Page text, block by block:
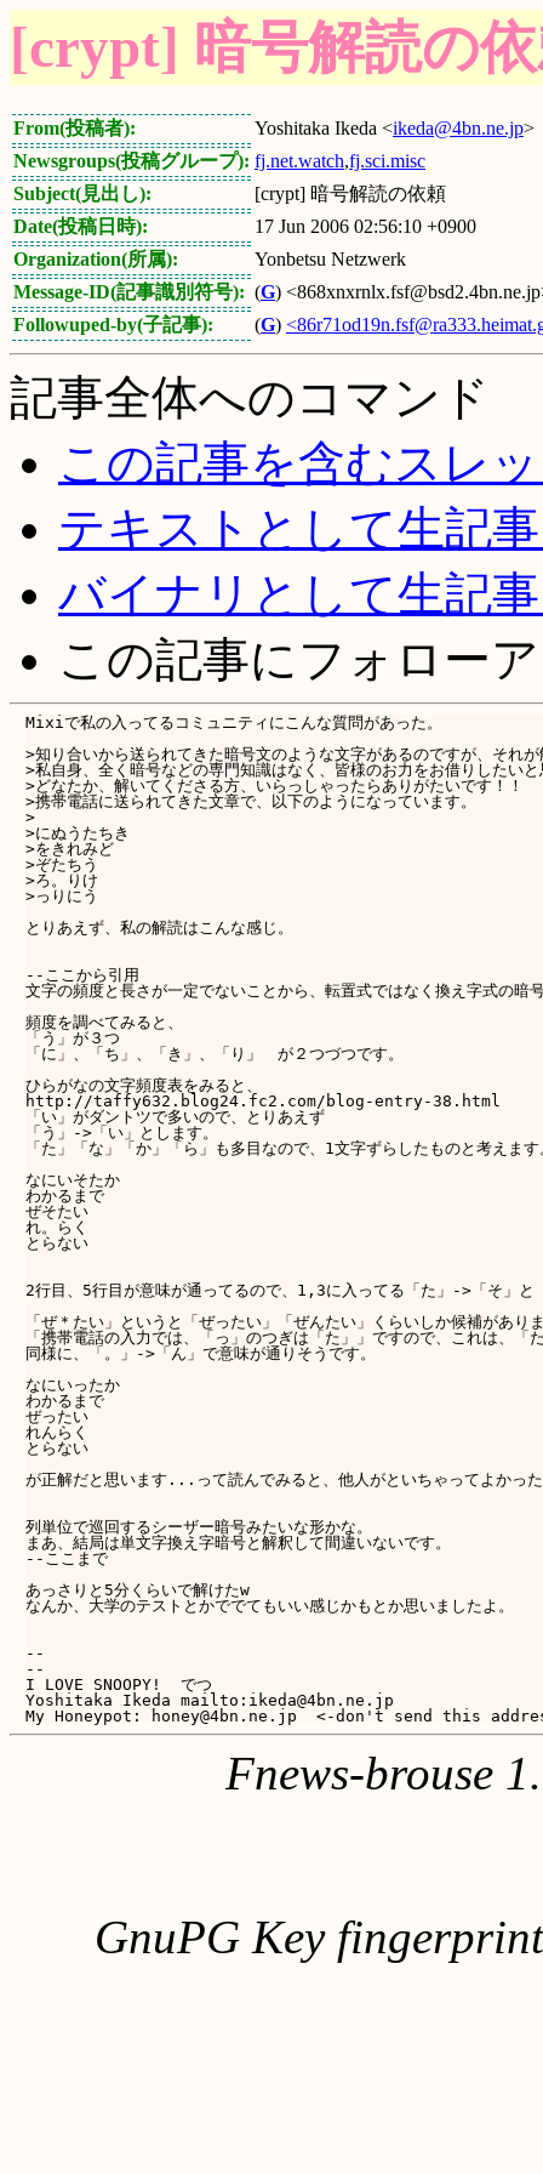
[crypt] 暗号解読の
From(投稿者): Yoshitaka Ikeda <ikeda@4bn.ne.jp>
Newsgroups(投稿グループ): fj.net.watch,fj.sci.misc
Subject(見出し):
[crypt] 暗号解読の依頼
Date(投稿日時):
17 Jun 2006 02:56:10 +0900
Organization(所属):
Yonbetsu Netzwerk
Message-ID(記事識別符号): (G)
Followuped-by(子記事):
(G)
記事全体へのコマンド
この記事を含むスレ
テキストとして生記
バイナリとして生記
この記事にフォロー
Mixiで私の入ってるコミュニティにこんな質問があった。
>知り合いから送られてきた暗号文のような文字があるのですが、それ
>私自身、全く暗号などの専門知識はなく、皆様のお力をお借りしたい
>どなたか、解いてくださる方、いらっしゃったらありがたいです！！
>携帯電話に送られてきた文章で、以下のようになっています。
>
>にぬうたちき
>をきれみど
>ぞたちう
>ろ。りけ
>っりにう
とりあえず、私の解読はこんな感じ。
--ここから引用
文字の頻度と長さが一定でないことから、転置式ではなく換え字式の暗
頻度を調べてみると、
「う」が３つ
「に」、「ち」、「き」、「り」　が２つづつです。
ひらがなの文字頻度表をみると、
http://taffy632.blog24.fc2.com/blog-entry-38.html
「い」がダントツで多いので、とりあえず
「う」->「い」とします。
「た」「な」「か」「ら」も多目なので、1文字ずらしたものと考えま
なにいそたか
わかるまで
ぜそたい
れ。らく
とらない
2行目、5行目が意味が通ってるので、1,3に入ってる「た」->「そ」
「ぜ＊たい」というと「ぜったい」「ぜんたい」くらいしか候補があり
「携帯電話の入力では、「っ」のつぎは「た」」ですので、これは、
同様に、「。」->「ん」で意味が通りそうです。
なにいったか
わかるまで
ぜったい
れんらく
とらない
が正解だと思います...って読んでみると、他人がといちゃってよかっ
列単位で巡回するシーザー暗号みたいな形かな。
まあ、結局は単文字換え字暗号と解釈して間違いないです。
--ここまで
あっさりと5分くらいで解けたw
なんか、大学のテストとかででてもいい感じかもとか思いましたよ。
--
--
I LOVE SNOOPY!  でつ
Yoshitaka Ikeda mailto:ikeda@4bn.ne.jp
Fnews-brouse
GnuPG Key